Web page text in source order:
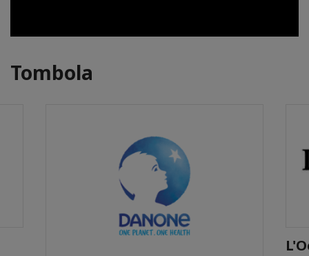
Tombola